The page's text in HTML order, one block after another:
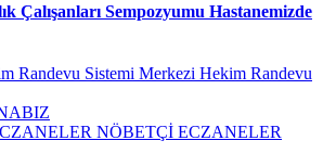
Çalışanları Sempozyumu Hastanemizde
Merkezi Hekim Randevu
NÖBETÇİ ECZANELER